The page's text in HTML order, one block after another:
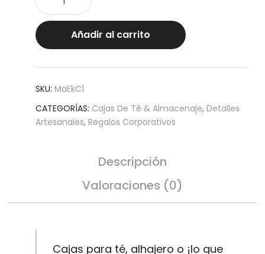
té
Oli
(3
div)
Añadir al carrito
SKU: MaEkC1
CATEGORÍAS: Cajas De Té & Almacenaje, Detalles
Artesanales, Regalos Corporativos
Descripción
Valoraciones (0)
Cajas para té, alhajero o ¡lo que